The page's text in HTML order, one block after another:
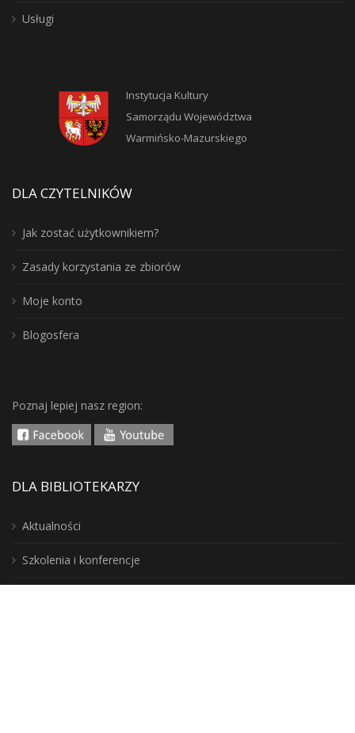
Usługi
Instytucja Kultury
Samorządu Województwa
Warmińsko-Mazurskiego
DLA CZYTELNIKÓW
Jak zostać użytkownikiem?
Zasady korzystania ze zbiorów
Moje konto
Blogosfera
Poznaj lepiej nasz region:
DLA BIBLIOTEKARZY
Aktualności
Szkolenia i konferencje